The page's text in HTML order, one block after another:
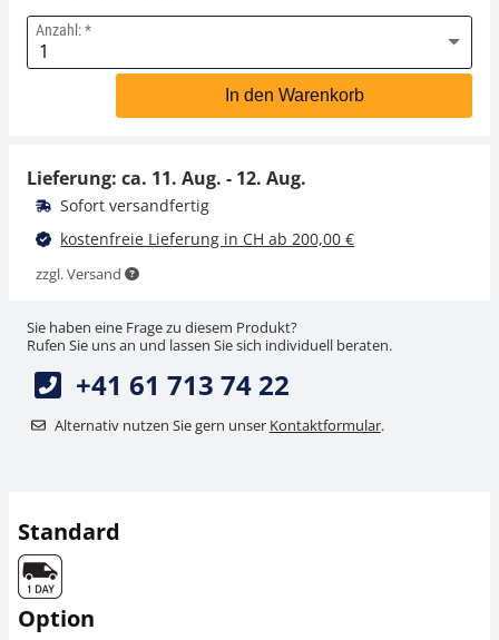
Kunststoff-
CHF 107,02 inkl. Mwst.
Anzahl:
In den Warenkorb
Lieferung: ca. 11. Aug. - 12. Aug.
Sofort versandfertig
kostenfreie Lieferung in CH ab 200,00 €
zzgl. Versand
Sie haben eine Frage zu diesem Produkt?
Rufen Sie uns an und lassen Sie sich individuell beraten.
+41 61 713 74 22
Alternativ nutzen Sie gern unser Kontaktformular.
Standard
Option